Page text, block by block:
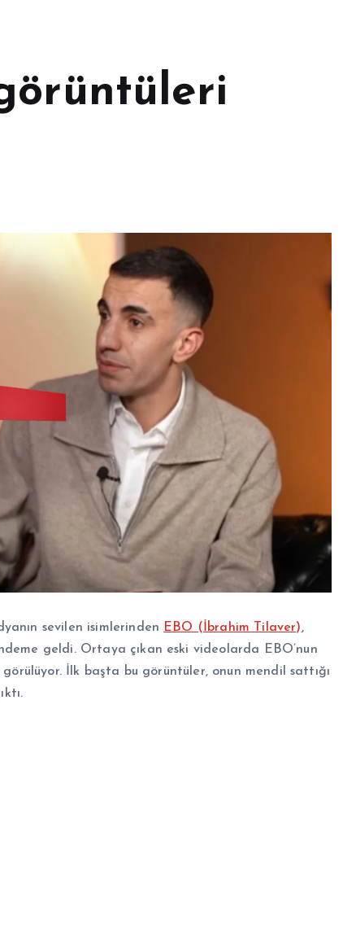
sevilen isimlerinden EBO (İbrahim Tilaver),
geldi. Ortaya çıkan eski videolarda EBO’nun
İlk başta bu görüntüler, onun mendil sattığı